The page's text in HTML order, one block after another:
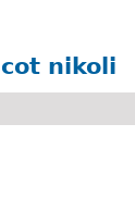
nikoli